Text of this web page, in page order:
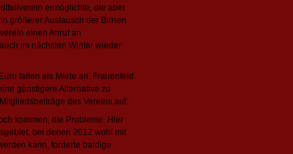
ermöglichte, die aber
größerer Austausch der Birnen
einen Anruf an
im nächsten Winter wieder
fallen als Miete an. Frauenfeld
günstigere Alternative zu
des Vereins auf.
kommen, die Probleme. Hier
bei denen 2012 wohl mit
kann, forderte baldige